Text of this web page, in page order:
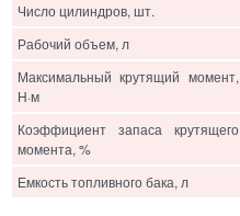
Число цилиндров, шт.
Рабочий объем, л
Максимальный крутящий момент,
Н·м
Коэффициент запаса крутящего
момента, %
Емкость топливного бака, л